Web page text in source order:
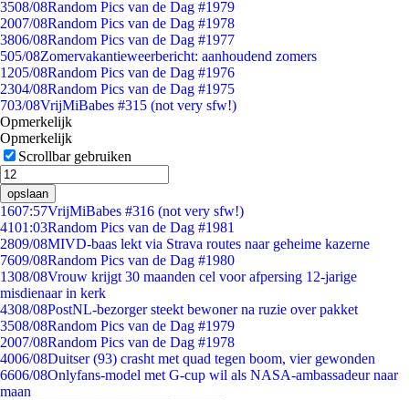
3508/08Random Pics van de Dag #1979
2007/08Random Pics van de Dag #1978
3806/08Random Pics van de Dag #1977
505/08Zomervakantieweerbericht: aanhoudend zomers
1205/08Random Pics van de Dag #1976
2304/08Random Pics van de Dag #1975
703/08VrijMiBabes #315 (not very sfw!)
Opmerkelijk
Opmerkelijk
Scrollbar gebruiken
opslaan
1607:57VrijMiBabes #316 (not very sfw!)
4101:03Random Pics van de Dag #1981
2809/08MIVD-baas lekt via Strava routes naar geheime kazerne
7609/08Random Pics van de Dag #1980
1308/08Vrouw krijgt 30 maanden cel voor afpersing 12-jarige
misdienaar in kerk
4308/08PostNL-bezorger steekt bewoner na ruzie over pakket
3508/08Random Pics van de Dag #1979
2007/08Random Pics van de Dag #1978
4006/08Duitser (93) crasht met quad tegen boom, vier gewonden
6606/08Onlyfans-model met G-cup wil als NASA-ambassadeur naar
maan